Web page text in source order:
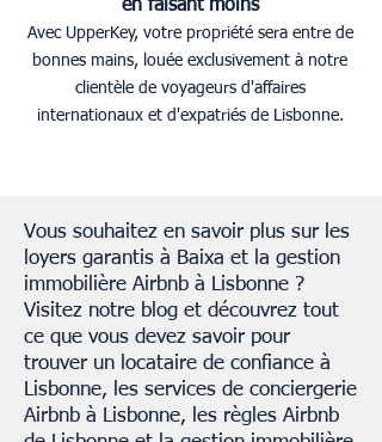
Avec UpperKey, votre propriété sera entre de
bonnes mains, louée exclusivement à notre
clientèle de voyageurs d'affaires
internationaux et d'expatriés de Lisbonne.
en faisant moins
Vous souhaitez en savoir plus sur les
loyers garantis à Baixa et la gestion
immobilière Airbnb à Lisbonne ?
Visitez notre blog et découvrez tout
ce que vous devez savoir pour
trouver un locataire de confiance à
Lisbonne, les services de conciergerie
Airbnb à Lisbonne, les règles Airbnb